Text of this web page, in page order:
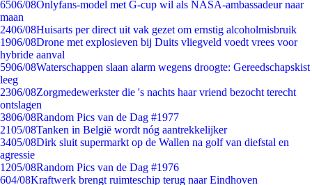
6506/08Onlyfans-model met G-cup wil als NASA-ambassadeur naar
maan
2406/08Huisarts per direct uit vak gezet om ernstig alcoholmisbruik
1906/08Drone met explosieven bij Duits vliegveld voedt vrees voor
hybride aanval
5906/08Waterschappen slaan alarm wegens droogte: Gereedschapskist
leeg
2306/08Zorgmedewerkster die 's nachts haar vriend bezocht terecht
ontslagen
3806/08Random Pics van de Dag #1977
2105/08Tanken in België wordt nóg aantrekkelijker
3405/08Dirk sluit supermarkt op de Wallen na golf van diefstal en
agressie
1205/08Random Pics van de Dag #1976
604/08Kraftwerk brengt ruimteschip terug naar Eindhoven